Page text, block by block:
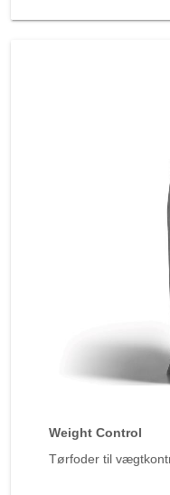
Weight Control
Tørfoder til